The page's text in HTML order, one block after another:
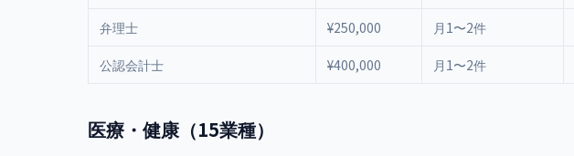
弁理士 ¥250,000 月1〜2件
公認会計士 ¥400,000 月1〜2件
医療・健康（15業種）